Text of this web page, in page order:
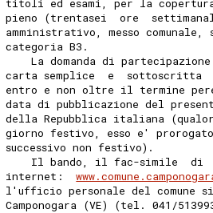
pieno (trentasei  ore
amministrativo, messo
categoria B3.
La domanda di
carta semplice  e  sottoscritta
entro e non oltre il termine
data di pubblicazione del
della Repubblica italiana
giorno festivo, esso e'
successivo non festivo).
Il bando, il fac-simile  di
internet:
l'ufficio personale del comune
Camponogara (VE) (tel. 041/